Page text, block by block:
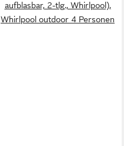
aufblasbar, 2-tlg., Whirlpool),
Whirlpool outdoor 4 Personen